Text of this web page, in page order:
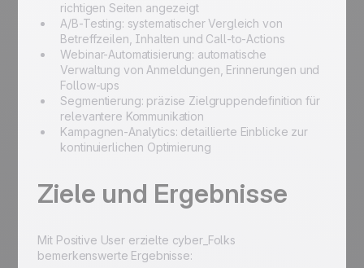
richtigen Seiten angezeigt
A/B-Testing: systematischer Vergleich von
Betreffzeilen, Inhalten und Call-to-Actions
Webinar-Automatisierung: automatische
Verwaltung von Anmeldungen, Erinnerungen und
Follow-ups
Segmentierung: präzise Zielgruppendefinition für
relevantere Kommunikation
Kampagnen-Analytics: detaillierte Einblicke zur
kontinuierlichen Optimierung
Ziele und Ergebnisse
Mit Positive User erzielte cyber_Folks
bemerkenswerte Ergebnisse: